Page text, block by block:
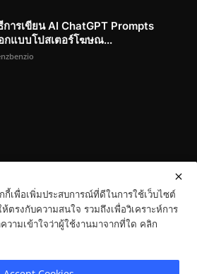
การเขียน AI ChatGPT Prompts
กแบบโปสเตอร์โฆษณ...
กี้เพื่อเพิ่มประสบการณ์ที่ดีในการใช้เว็บไซต์
รงกับความสนใจ รวมถึงเพื่อวิเคราะห์การ
วามเข้าใจว่าผู้ใช้งานมาจากที่ใด คลิก